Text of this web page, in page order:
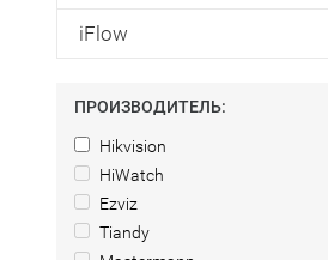
iFlow
ПРОИЗВОДИТЕЛЬ:
Hikvision
HiWatch
Ezviz
Tiandy